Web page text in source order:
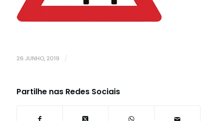
26 JUNHO, 2019 /
Partilhe nas Redes Sociais